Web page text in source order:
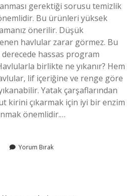
gerektiği sorusu temizlik
Bu ürünleri yüksek
önerilir. Düşük
havlular zarar görmez. Bu
hassas program
birlikte ne yıkanır? Hem
lif içeriğine ve renge göre
Yatak çarşaflarından
kirini çıkarmak için iyi bir enzim
önemlidir.…
Yorum Bırak